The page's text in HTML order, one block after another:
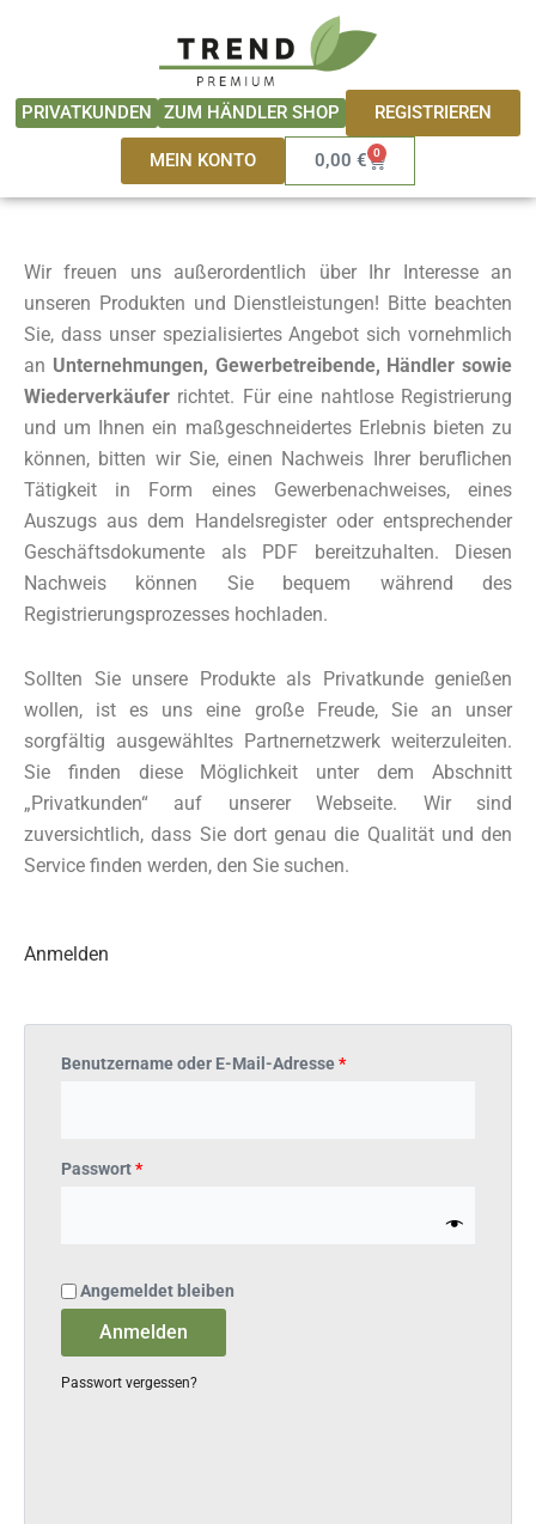
PRIVATKUNDEN ZUM HÄNDLER SHOP REGISTRIEREN
MEIN KONTO 0,00 € 0
Warenkorb
Wir freuen uns außerordentlich über Ihr Interesse an
unseren Produkten und Dienstleistungen! Bitte beachten
Sie, dass unser spezialisiertes Angebot sich vornehmlich
an Unternehmungen, Gewerbetreibende, Händler sowie
Wiederverkäufer richtet. Für eine nahtlose Registrierung
und um Ihnen ein maßgeschneidertes Erlebnis bieten zu
können, bitten wir Sie, einen Nachweis Ihrer beruflichen
Tätigkeit in Form eines Gewerbenachweises, eines
Auszugs aus dem Handelsregister oder entsprechender
Geschäftsdokumente als PDF bereitzuhalten. Diesen
Nachweis können Sie bequem während des
Registrierungsprozesses hochladen.
Sollten Sie unsere Produkte als Privatkunde genießen
wollen, ist es uns eine große Freude, Sie an unser
sorgfältig ausgewähltes Partnernetzwerk weiterzuleiten.
Sie finden diese Möglichkeit unter dem Abschnitt
„Privatkunden“ auf unserer Webseite. Wir sind
zuversichtlich, dass Sie dort genau die Qualität und den
Service finden werden, den Sie suchen.
Anmelden
Benutzername oder E-Mail-Adresse*
Passwort*
Angemeldet bleiben
Anmelden
Passwort vergessen?